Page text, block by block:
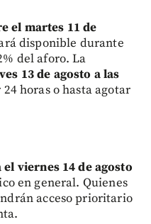
el martes 11 de
disponible durante
del aforo. La
13 de agosto a las
horas o hasta agotar
viernes 14 de agosto
en general. Quienes
acceso prioritario